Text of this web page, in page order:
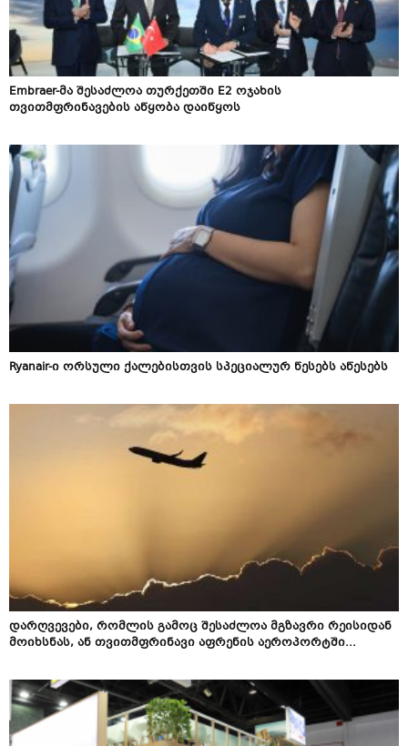
Embraer-მა შესაძლოა თურქეთში E2 ოჯახის
თვითმფრინავების აწყობა დაიწყოს
Ryanair-ი ორსული ქალებისთვის სპეციალურ წესებს აწესებს
დარღვევები, რომლის გამოც შესაძლოა მგზავრი რეისიდან
მოიხსნას, ან თვითმფრინავი აფრენის აეროპორტში...